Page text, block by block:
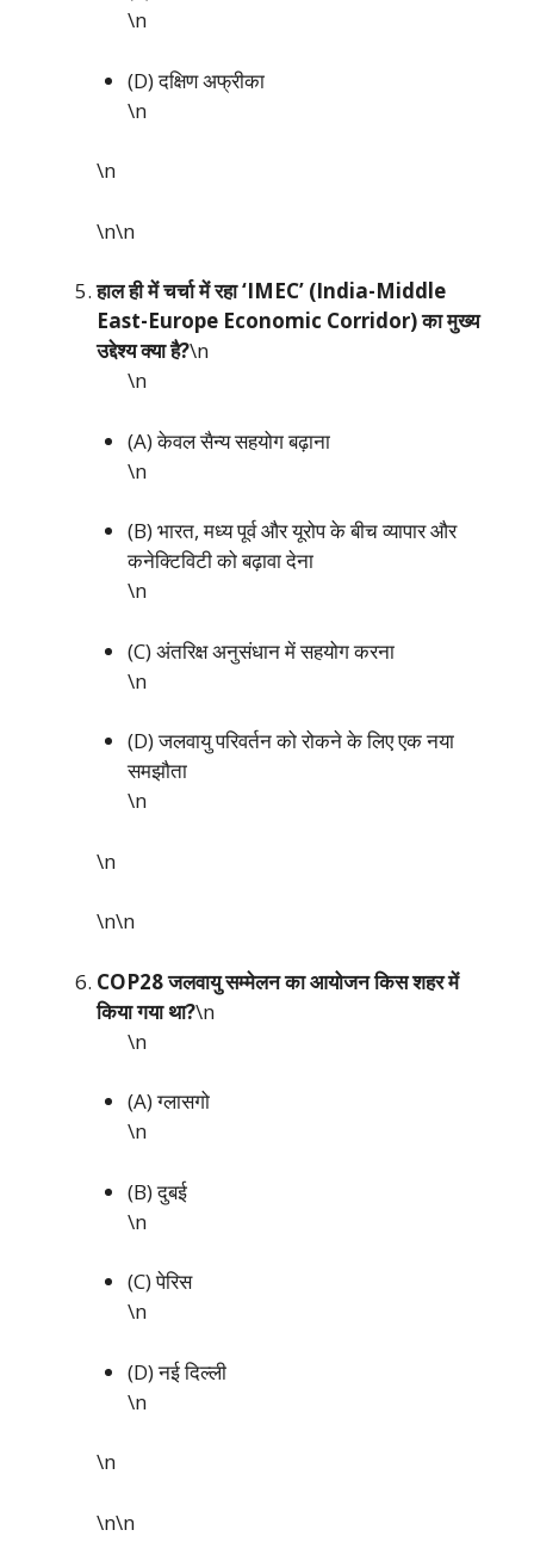
\n
(D) दक्षिण अफ्रीका
\n
\n
\n\n
हाल ही में चर्चा में रहा ‘IMEC’ (India-Middle
East-Europe Economic Corridor) का मुख्य
उद्देश्य क्या है?\n
\n
(A) केवल सैन्य सहयोग बढ़ाना
\n
(B) भारत, मध्य पूर्व और यूरोप के बीच व्यापार और
कनेक्टिविटी को बढ़ावा देना
\n
(C) अंतरिक्ष अनुसंधान में सहयोग करना
\n
(D) जलवायु परिवर्तन को रोकने के लिए एक नया
समझौता
\n
\n
\n\n
COP28 जलवायु सम्मेलन का आयोजन किस शहर में
किया गया था?\n
\n
(A) ग्लासगो
\n
(B) दुबई
\n
(C) पेरिस
\n
(D) नई दिल्ली
\n
\n
\n\n